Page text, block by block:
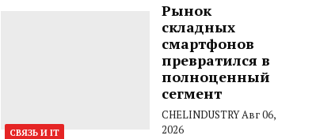
СВЯЗЬ И IT
Рынок
складных
смартфонов
превратился в
полноценный
сегмент
CHELINDUSTRYАвг 06,
2026